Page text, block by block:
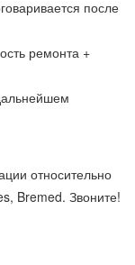
после
ремонта +
относительно
Bremed. Звоните!